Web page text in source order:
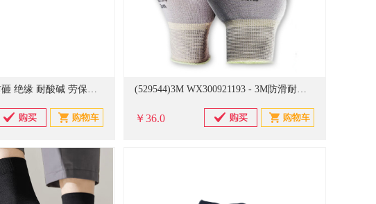
(20863722)巴盾 防砸 绝缘 耐酸碱 劳保鞋 黄色(单位：双) (529544)3M WX300921193 - 3M防滑耐磨手套灰L(单位：件)
￥36.0